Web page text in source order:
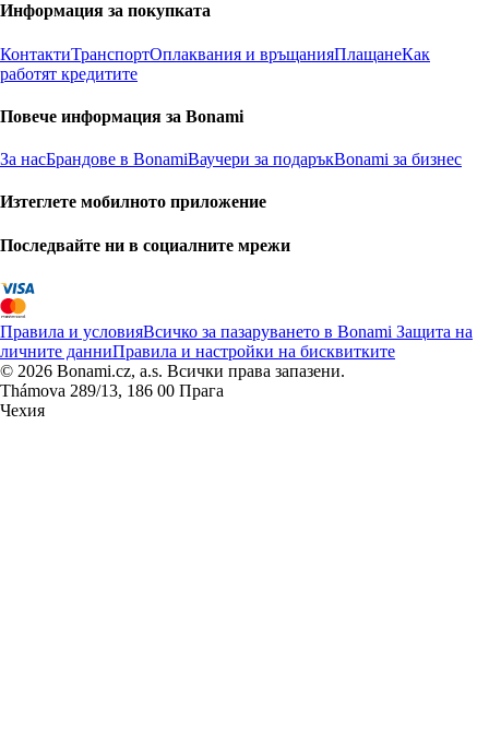
Информация за покупката
КонтактиТранспортОплаквания и връщанияПлащанеКак
работят кредитите
Повече информация за Bonami
За насБрандове в BonamiВаучери за подаръкBonami за бизнес
Изтеглете мобилното приложение
Последвайте ни в социалните мрежи
Правила и условияВсичко за пазаруването в Bonami Защита на
личните данниПравила и настройки на бисквитките
© 2026 Bonami.cz, a.s. Всички права запазени.
Thámova 289/13, 186 00 Прага
Чехия